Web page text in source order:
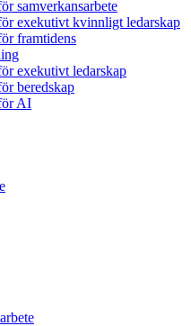
samverkansarbete
exekutivt kvinnligt ledarskap
framtidens
exekutivt ledarskap
beredskap
AI